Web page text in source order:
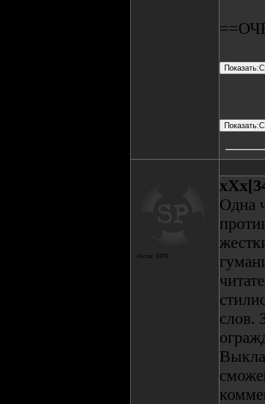
Посты: 1371
Одна
слов.